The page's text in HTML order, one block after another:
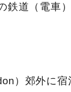
鉄道（電車
）郊外に